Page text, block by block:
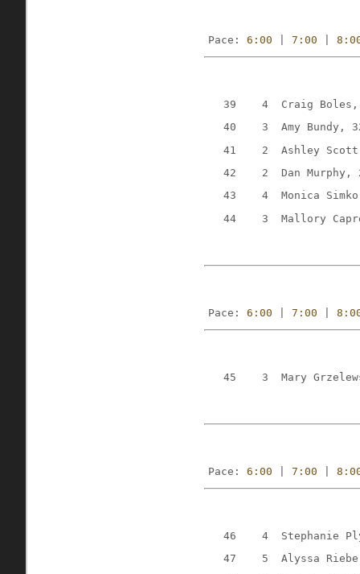
Pace: 6:00 7:00
39    4  Craig Boles,
40    3  Amy Bundy,
41    2  Ashley Scott,
42    2  Dan Murphy,
43    4  Monica Simko,
44    3  Mallory
Pace: 6:00 7:00
45    3  Mary
Pace: 6:00 7:00
46    4  Stephanie
47    5  Alyssa Riebe,